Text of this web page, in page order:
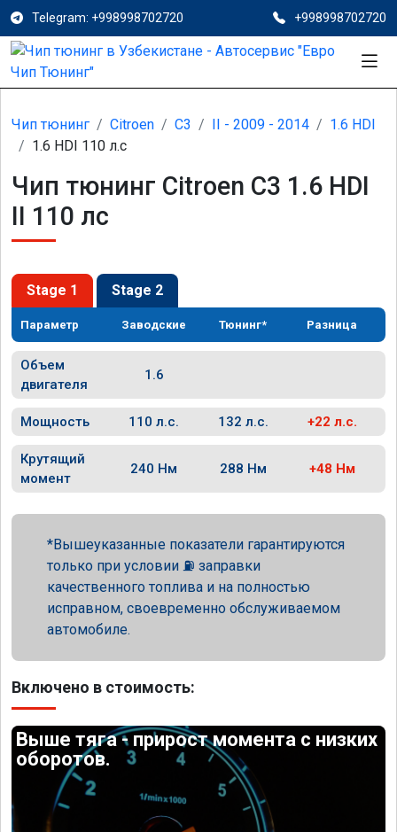
Telegram: +998998702720 +998998702720
Чип тюнинг Citroen C3 II - 2009 - 2014
1.6 HDI
1.6 HDI 110 л.с
Чип тюнинг Citroen C3 1.6 HDI
II 110 лс
Stage 1 Stage 2
Параметр Заводские Тюнинг* Разница
Объем
двигателя
1.6
Мощность 110 л.с. 132 л.с. +22 л.с.
Крутящий
момент
240 Нм 288 Нм +48 Нм
Вышеуказанные показатели гарантируются
только при условии ⛽ заправки
качественного топлива и на полностью
исправном, своевременно обслуживаемом
автомобиле.
Включено в стоимость:
Выше тяга - прирост момента с низких
оборотов.